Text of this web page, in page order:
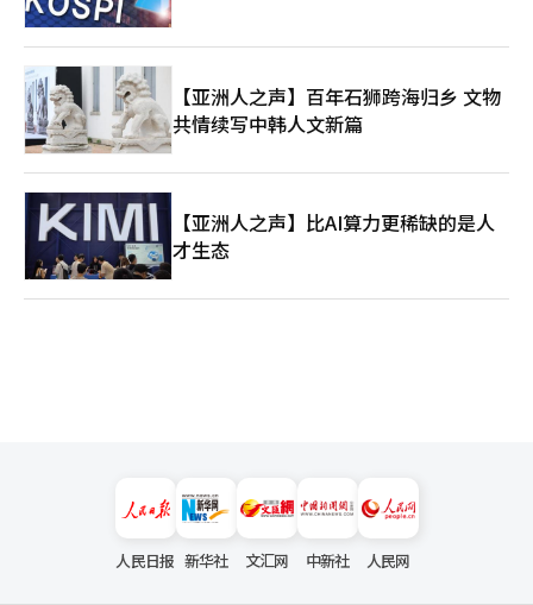
【亚洲人之声】百年石狮跨海归乡 文物
共情续写中韩人文新篇
【亚洲人之声】比AI算力更稀缺的是人
才生态
人民日报 新华社 文汇网 中新社 人民网